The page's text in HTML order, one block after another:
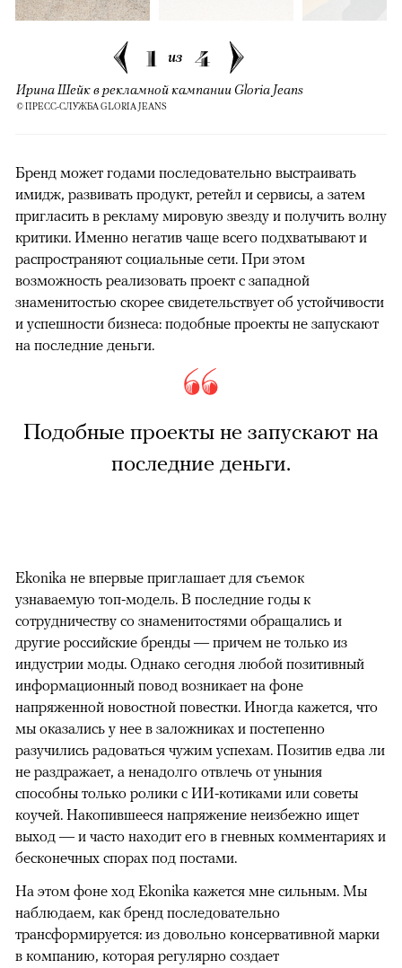
1 из 4
Ирина Шейк в рекламной кампании Gloria Jeans
© ПРЕСС-СЛУЖБА GLORIA JEANS
Бренд может годами последовательно выстраивать
имидж, развивать продукт, ретейл и сервисы, а затем
пригласить в рекламу мировую звезду и получить волну
критики. Именно негатив чаще всего подхватывают и
распространяют социальные сети. При этом
возможность реализовать проект с западной
знаменитостью скорее свидетельствует об устойчивости
и успешности бизнеса: подобные проекты не запускают
на последние деньги.
Подобные проекты не запускают на
последние деньги.
Ekonika не впервые приглашает для съемок
узнаваемую топ-модель. В последние годы к
сотрудничеству со знаменитостями обращались и
другие российские бренды — причем не только из
индустрии моды. Однако сегодня любой позитивный
информационный повод возникает на фоне
напряженной новостной повестки. Иногда кажется, что
мы оказались у нее в заложниках и постепенно
разучились радоваться чужим успехам. Позитив едва ли
не раздражает, а ненадолго отвлечь от уныния
способны только ролики с ИИ-котиками или советы
коучей. Накопившееся напряжение неизбежно ищет
выход — и часто находит его в гневных комментариях и
бесконечных спорах под постами.
На этом фоне ход Ekonika кажется мне сильным. Мы
наблюдаем, как бренд последовательно
трансформируется: из довольно консервативной марки
в компанию, которая регулярно создает